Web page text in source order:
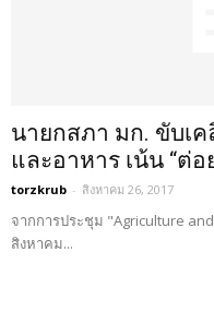
นายกสภา มก. ขับเ
และอาหาร เน้น “ต่
torzkrub - สิงหาคม 26, 2017
จากการประชุม "Agriculture
สิงหาคม...